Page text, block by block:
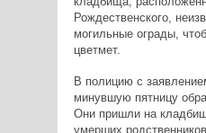
Рождественского,
могильные ограды,
цветмет.
В полицию с
минувшую пятницу
Они пришли на
умерших